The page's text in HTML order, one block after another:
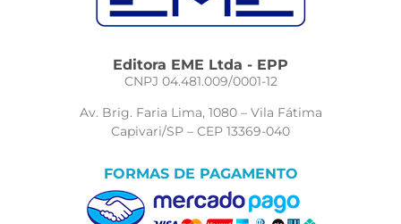
Editora EME Ltda - EPP
CNPJ 04.481.009/0001-12
Av. Brig. Faria Lima, 1080 – Vila Fátima
Capivari/SP – CEP 13369-040
FORMAS DE PAGAMENTO